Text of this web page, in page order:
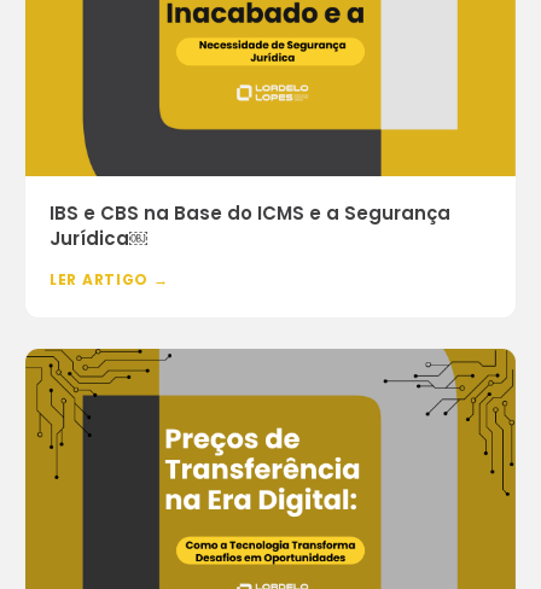
IBS e CBS na Base do ICMS e a Segurança
Jurídica￼
LER ARTIGO →